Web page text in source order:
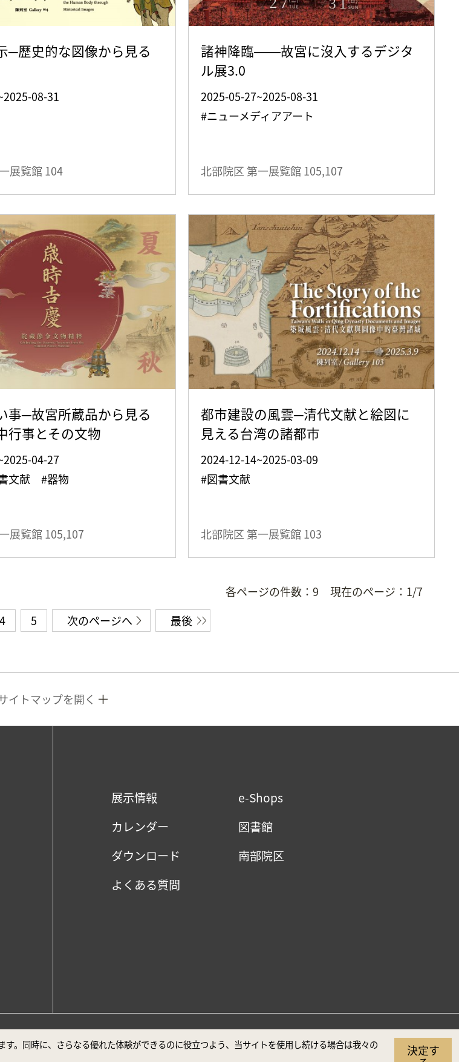
。同時に、さらなる優れた体験ができるのに役立つよう、当サイトを使用し続ける場合は我々の
決定す
─歴史的な図像から見る
08-31
展覧館 104
諸神降臨――故宮に沒入するデジタ
ル展3.0
2025-05-27~2025-08-31
#ニューメディアアート
北部院区 第一展覧館 105,107
事─故宮所蔵品から見る
行事とその文物
04-27
文献 #器物
展覧館 105,107
都市建設の風雲─清代文献と絵図に
見える台湾の諸都市
2024-12-14~2025-03-09
#図書文献
北部院区 第一展覧館 103
各ページの件数： 9 現在のページ： 1/7
4 5 次のページへ 最後
イトマップを開く
展示情報
カレンダー
ダウンロード
よくある質問
e-Shops
図書館
南部院区
ージョンでの閲覧を推奨しております。（推奨解像度1920×1080）